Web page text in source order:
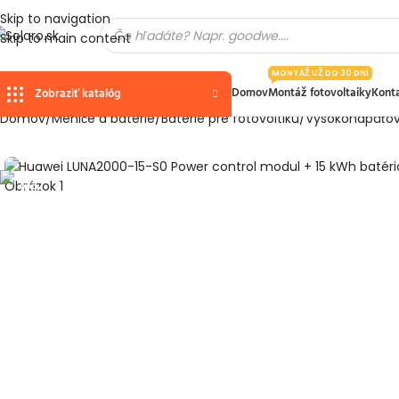
Skip to navigation
Skip to main content
Zobraziť katalóg DomovMontáž fotovoltaiky
MONTÁŽ UŽ DO 30 DNÍ
Domov Meniče a batérie Batérie pre fotovoltiku